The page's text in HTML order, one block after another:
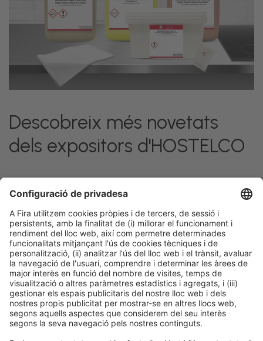
Descobreix més novetats
dels expositors d'HOSTELCO
Facebook Twitter LinkedIn WhatsApp Email
Informació legalAvís legal Política de privacitatPolítica de cookies